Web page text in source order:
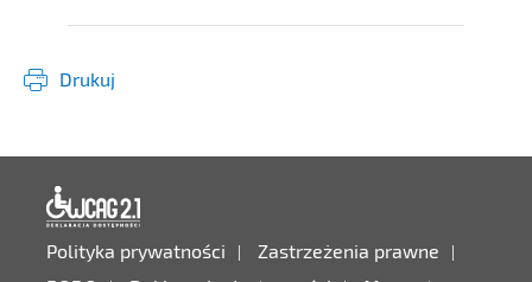
Drukuj
Polityka prywatności
Zastrzeżenia prawne